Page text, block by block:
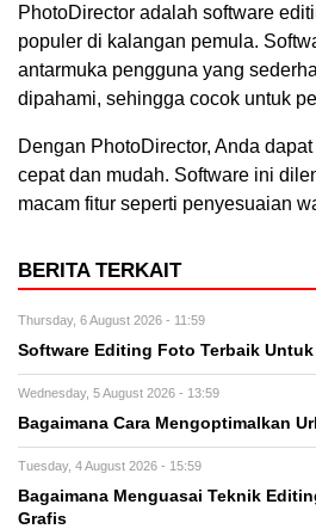
PhotoDirector adalah software
populer di kalangan pemula.
antarmuka pengguna yang
dipahami, sehingga cocok untuk
Dengan PhotoDirector, Anda
cepat dan mudah. Software ini
macam fitur seperti penyesuaian
BERITA TERKAIT
Thursday, 6 August 2026 - 11:59
Software Editing Foto Terbaik Untuk
Wednesday, 5 August 2026 - 13:59
Bagaimana Cara Mengoptimalkan
Tuesday, 4 August 2026 - 15:59
Bagaimana Menguasai Teknik
Grafis